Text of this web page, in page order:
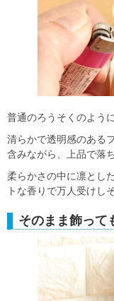
普通のろうそくのよう
清らかで透明感のある
含みながら、上品で落
柔らかさの中に凛とし
トな香りで万人受けし
そのまま飾って